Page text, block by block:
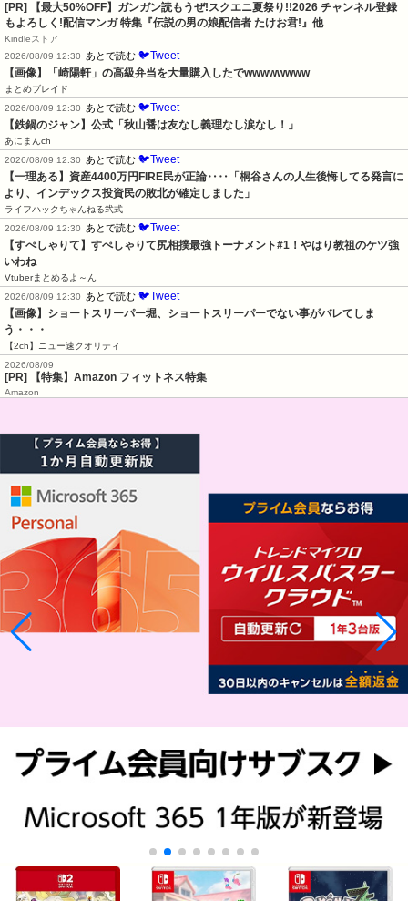
[PR] 【最大50%OFF】ガンガン読もうぜ!スクエニ夏祭り!!2026 チャンネル登録
もよろしく!配信マンガ 特集『伝説の男の娘配信者 たけお君!』他
Kindleストア
2026/08/09 12:30
あとで読む 🐦Tweet
【画像】「崎陽軒」の高級弁当を大量購入したでwwwwwwww
まとめブレイド
2026/08/09 12:30
あとで読む 🐦Tweet
【鉄鍋のジャン】公式「秋山醤は友なし義理なし涙なし！」
あにまんch
2026/08/09 12:30
あとで読む 🐦Tweet
【一理ある】資産4400万円FIRE民が正論‥‥「桐谷さんの人生後悔してる発言に
より、インデックス投資民の敗北が確定しました」
ライフハックちゃんねる弐式
2026/08/09 12:30
あとで読む 🐦Tweet
【すぺしゃりて】すぺしゃりて尻相撲最強トーナメント#1！やはり教祖のケツ強
いわね
Vtuberまとめるよ～ん
2026/08/09 12:30
あとで読む 🐦Tweet
【画像】ショートスリーパー堀、ショートスリーパーでない事がバレてしま
う・・・
【2ch】ニュー速クオリティ
2026/08/09
[PR] 【特集】Amazon フィットネス特集
Amazon